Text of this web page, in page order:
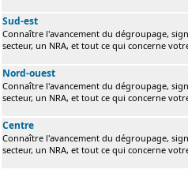
Sud-est
Connaître l'avancement du dégroupage,
secteur, un NRA, et tout ce qui concerne
Nord-ouest
Connaître l'avancement du dégroupage,
secteur, un NRA, et tout ce qui concerne
Centre
Connaître l'avancement du dégroupage,
secteur, un NRA, et tout ce qui concerne